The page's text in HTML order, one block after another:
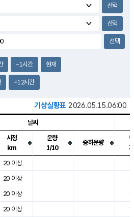
-1시간 현재
+12시간
기상실황표 2026.05.15.06:00
, 기온, 강수, 바람, 기압등을 안내한 표입
날씨
시정
km
운량
1/10
중하운량
20 이상
20 이상
20 이상
20 이상